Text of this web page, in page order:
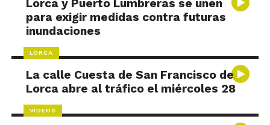
Lorca y Puerto Lumbreras se unen
para exigir medidas contra futuras
inundaciones
LORCA
La calle Cuesta de San Francisco de
Lorca abre al tráfico el miércoles 28
VÍDEOS